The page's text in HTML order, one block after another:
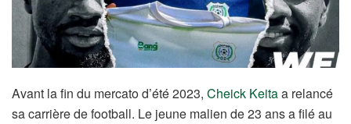
Avant la fin du mercato d’été 2023, Cheick Keitaa relancé
sa carrière de football. Le jeune malien de 23 ans a filé au